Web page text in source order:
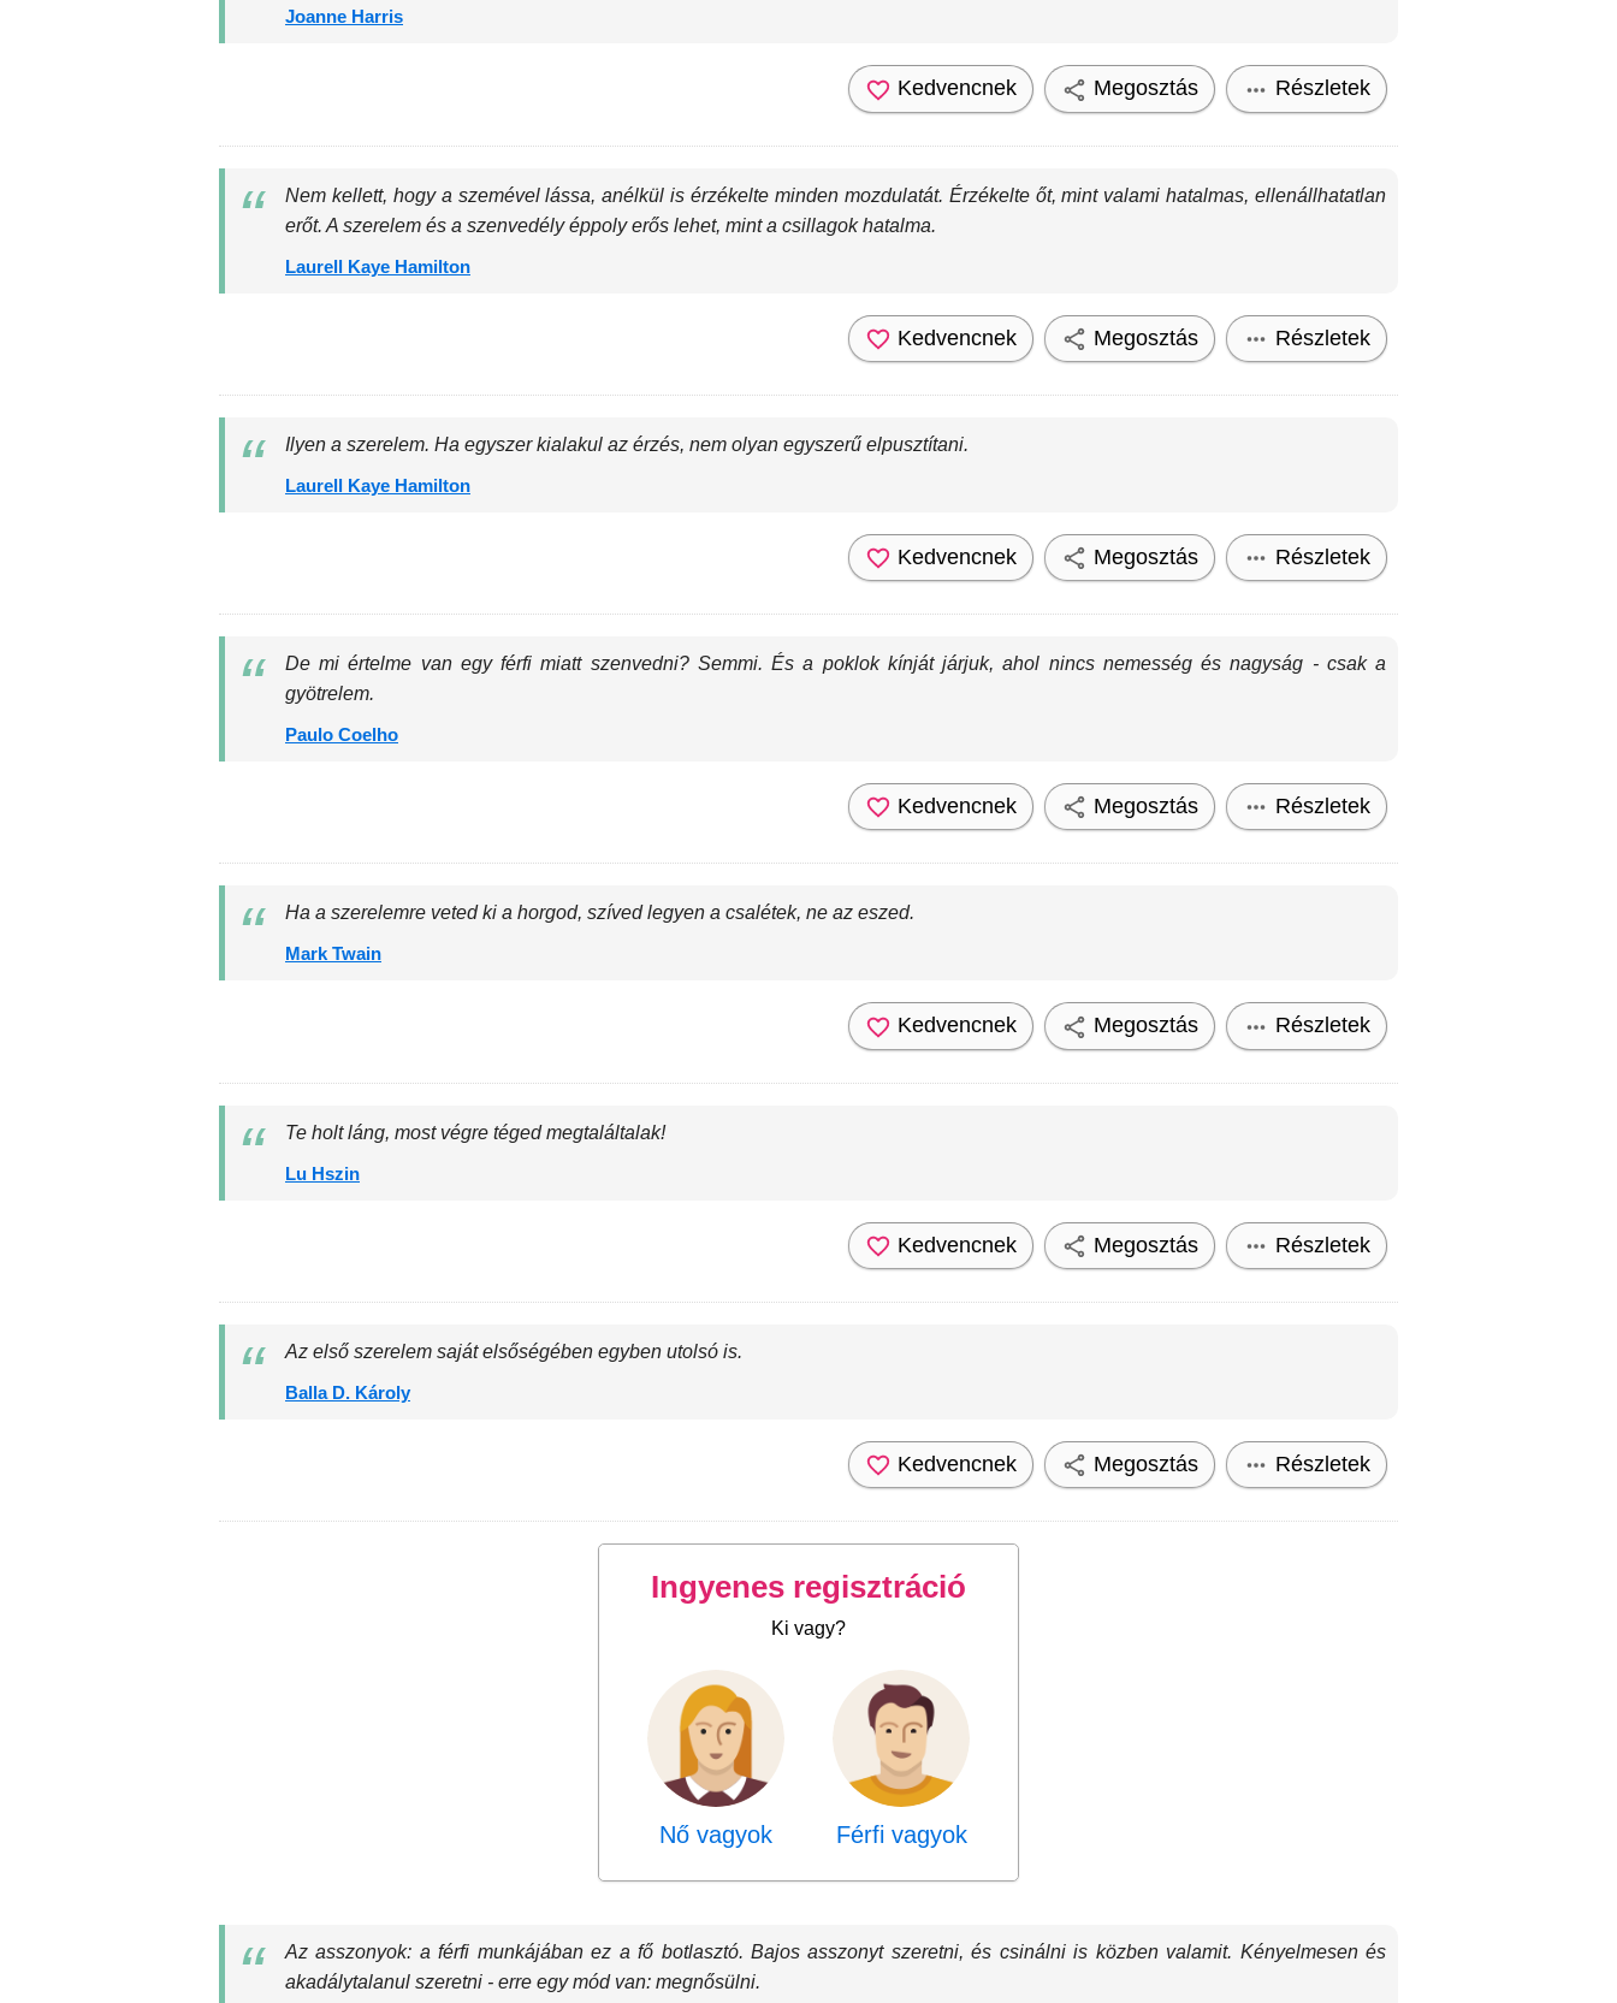
Joanne Harris
Kedvencnek Megosztás Részletek
Nem kellett, hogy a szemével lássa, anélkül is érzékelte minden mozdulatát. Érzékelte őt, mint valami hatalmas, ellenállhatatlan
erőt. A szerelem és a szenvedély éppoly erős lehet, mint a csillagok hatalma.
Laurell Kaye Hamilton
Kedvencnek Megosztás Részletek
Ilyen a szerelem. Ha egyszer kialakul az érzés, nem olyan egyszerű elpusztítani.
Laurell Kaye Hamilton
Kedvencnek Megosztás Részletek
De mi értelme van egy férfi miatt szenvedni? Semmi. És a poklok kínját járjuk, ahol nincs nemesség és nagyság - csak a
gyötrelem.
Paulo Coelho
Kedvencnek Megosztás Részletek
Ha a szerelemre veted ki a horgod, szíved legyen a csalétek, ne az eszed.
Mark Twain
Kedvencnek Megosztás Részletek
Te holt láng, most végre téged megtaláltalak!
Lu Hszin
Kedvencnek Megosztás Részletek
Az első szerelem saját elsőségében egyben utolsó is.
Balla D. Károly
Kedvencnek Megosztás Részletek
Ingyenes regisztráció
Ki vagy?
Nő vagyok Férfi vagyok
Az asszonyok: a férfi munkájában ez a fő botlasztó. Bajos asszonyt szeretni, és csinálni is közben valamit. Kényelmesen és
akadálytalanul szeretni - erre egy mód van: megnősülni.